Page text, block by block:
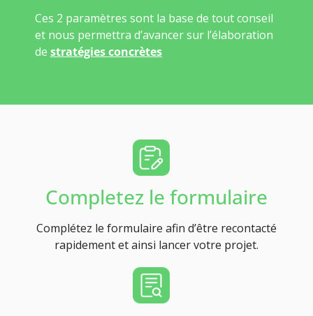
Ces 2 paramètres sont la base de tout conseil
et nous permettra d’avancer sur l’élaboration
de stratégies concrètes
Completez le formulaire
Complétez le formulaire afin d’être recontacté
rapidement et ainsi lancer votre projet.